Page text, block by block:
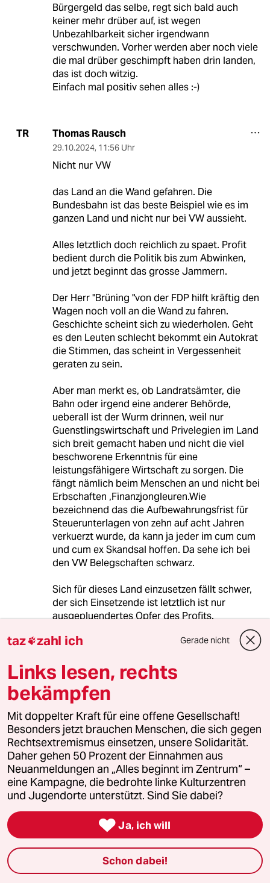
Bürgergeld das selbe, regt sich bald auch
keiner mehr drüber auf, ist wegen
Unbezahlbarkeit sicher irgendwann
verschwunden. Vorher werden aber noch viele
die mal drüber geschimpft haben drin landen,
das ist doch witzig.
Einfach mal positiv sehen alles :-)
TR Thomas Rausch
29.10.2024, 11:56 Uhr
Nicht nur VW
das Land an die Wand gefahren. Die
Bundesbahn ist das beste Beispiel wie es im
ganzen Land und nicht nur bei VW aussieht.
Alles letztlich doch reichlich zu spaet. Profit
bedient durch die Politik bis zum Abwinken,
und jetzt beginnt das grosse Jammern.
Der Herr "Brüning "von der FDP hilft kräftig den
Wagen noch voll an die Wand zu fahren.
Geschichte scheint sich zu wiederholen. Geht
es den Leuten schlecht bekommt ein Autokrat
die Stimmen, das scheint in Vergessenheit
geraten zu sein.
Aber man merkt es, ob Landratsämter, die
Bahn oder irgend eine anderer Behörde,
ueberall ist der Wurm drinnen, weil nur
Guenstlingswirtschaft und Privelegien im Land
sich breit gemacht haben und nicht die viel
beschworene Erkenntnis für eine
leistungsfähigere Wirtschaft zu sorgen. Die
fängt nämlich beim Menschen an und nicht bei
Erbschaften ,Finanzjongleuren.Wie
bezeichnend das die Aufbewahrungsfrist für
Steuerunterlagen von zehn auf acht Jahren
verkuerzt wurde, da kann ja jeder im cum cum
und cum ex Skandsal hoffen. Da sehe ich bei
den VW Belegschaften schwarz.
Sich für dieses Land einzusetzen fällt schwer,
der sich Einsetzende ist letztlich ist nur
ausgepluendertes Opfer des Profits.
vieldenker
29.10.2024,11:34 Uhr
Ein Projektverantwortlicher des Wolfsburger
Autokonzerns beschrieb im privaten Gespräch
den Unterschied zwischen seinem früheren
Arbeitsplatz in Deutschland und der aktuellen
Position in China folgendermaßen: „Früher
habe ich drei Wochen auf die Antwort auf
meine internen fachlichen Anfragen gewartet,
hier dauert es nur drei Tage.“ Vielleicht sollte
der Betriebsrat doch auch noch mal über die
notwendige Produktivität im Hochlohnland
nachdenken..
B Bambus05
taz zahl ich Gerade nicht
Links lesen, rechts
bekämpfen
Mit doppelter Kraft für eine offene Gesellschaft!
Besonders jetzt brauchen Menschen, die sich gegen
Rechtsextremismus einsetzen, unsere Solidarität.
Daher gehen 50 Prozent der Einnahmen aus
Neuanmeldungen an „Alles beginnt im Zentrum“ –
eine Kampagne, die bedrohte linke Kulturzentren
und Jugendorte unterstützt. Sind Sie dabei?
 Ja, ich will
Schon dabei!